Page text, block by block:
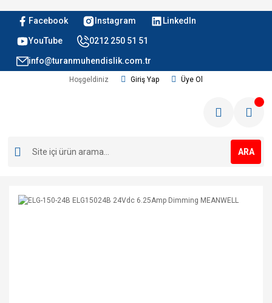
Facebook Instagram LinkedIn
YouTube 0212 250 51 51
info@turanmuhendislik.com.tr
Hoşgeldiniz Giriş Yap Üye Ol
ARA